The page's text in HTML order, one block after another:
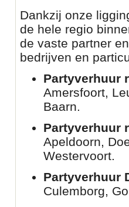
Dankzij onze
de hele regio
de vaste partner
bedrijven en
Partyverhuur
Amersfoort,
Baarn.
Partyverhuur
Apeldoorn,
Westervoort.
Partyverhuur
Culemborg,